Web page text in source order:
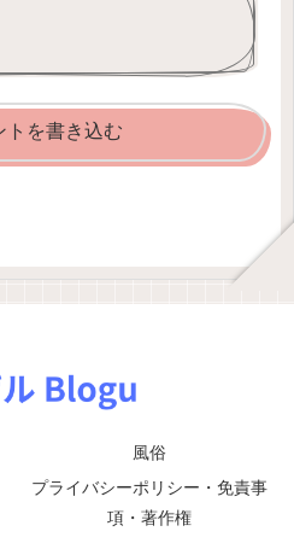
トを書き込む
風俗
プライバシーポリシー・免責事
項・著作権